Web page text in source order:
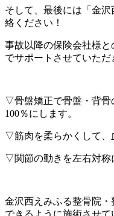
そして、最後には「金
絡ください！
事故以降の保険会社様
でサポートさせていただ
▽骨盤矯正で骨盤・背骨
100％にします。
▽筋肉を柔らかくして、
▽関節の動きを左右対称
金沢西えみふる整骨院
できるように施術させて